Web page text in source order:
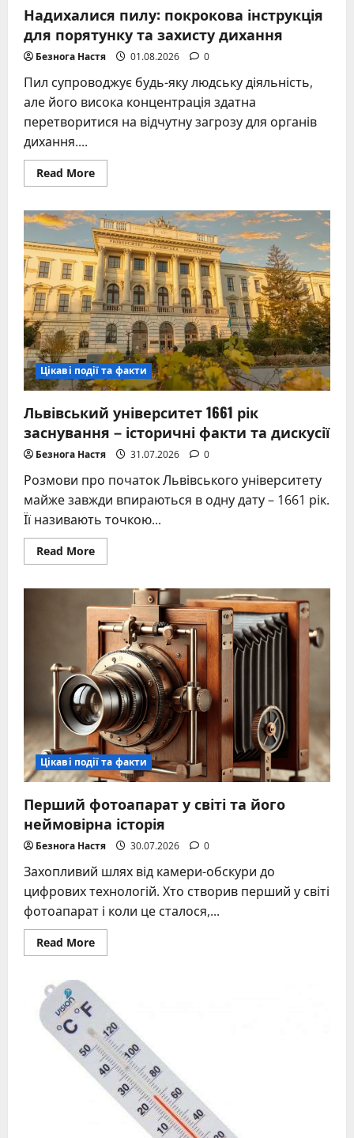
Надихалися пилу: покрокова інструкція
для порятунку та захисту дихання
Безнога Настя 01.08.2026 0
Пил супроводжує будь-яку людську діяльність,
але його висока концентрація здатна
перетворитися на відчутну загрозу для органів
дихання....
Read MoreRead
more
пилу:
покрокова
інструкція
для
порятунку
та
захисту
дихання
Цікаві події та факти
Львівський університет 1661 рік
заснування – історичні факти та дискусії
Безнога Настя 31.07.2026 0
Розмови про початок Львівського університету
майже завжди впираються в одну дату – 1661 рік.
Її називають точкою...
Read MoreRead
more
університет
1661
рік
заснування
–
історичні
факти
та
дискусії
Цікаві події та факти
Перший фотоапарат у світі та його
неймовірна історія
Безнога Настя 30.07.2026 0
Захопливий шлях від камери-обскури до
цифрових технологій. Хто створив перший у світі
фотоапарат і коли це сталося,...
Read MoreRead
more
у
світі
його
неймовірна
історія